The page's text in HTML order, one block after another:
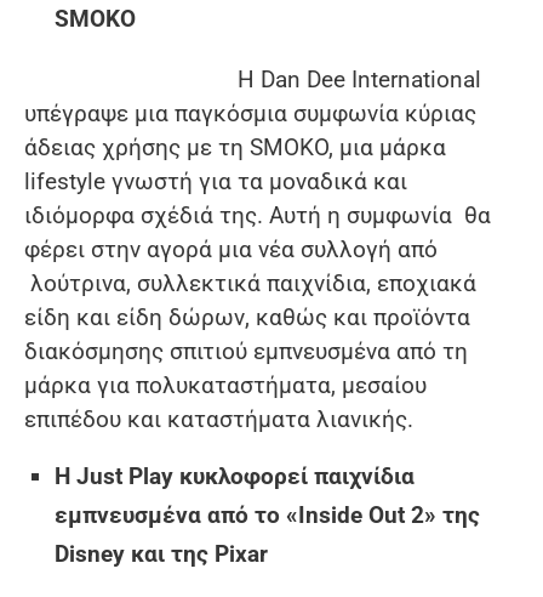
SMOKO
Η Dan Dee International
υπέγραψε μια παγκόσμια συμφωνία κύριας
άδειας χρήσης με τη SMOKO, μια μάρκα
lifestyle γνωστή για τα μοναδικά και
ιδιόμορφα σχέδιά της. Αυτή η συμφωνία θα
φέρει στην αγορά μια νέα συλλογή από
λούτρινα, συλλεκτικά παιχνίδια, εποχιακά
είδη και είδη δώρων, καθώς και προϊόντα
διακόσμησης σπιτιού εμπνευσμένα από τη
μάρκα για πολυκαταστήματα, μεσαίου
επιπέδου και καταστήματα λιανικής.
Η Just Play κυκλοφορεί παιχνίδια
εμπνευσμένα από το «Inside Out 2» της
Disney και της Pixar